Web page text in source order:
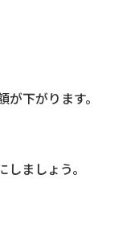
下がります。
ましょう。